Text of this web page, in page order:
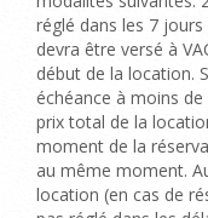
réglé dans les 7
devra être versé à
début de la location.
échéance à moins
prix total de la
moment de la
au même moment.
location (en cas de